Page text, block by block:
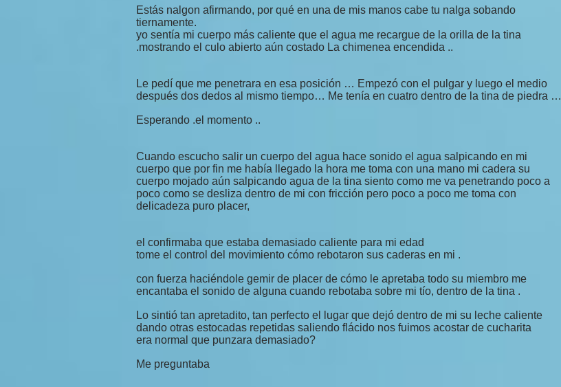
Estás nalgon afirmando, por qué en una de mis manos cabe tu nalga sobando
tiernamente.
yo sentía mi cuerpo más caliente que el agua me recargue de la orilla de la tina
.mostrando el culo abierto aún costado La chimenea encendida ..
Le pedí que me penetrara en esa posición … Empezó con el pulgar y luego el medio
después dos dedos al mismo tiempo… Me tenía en cuatro dentro de la tina de piedra …
Esperando .el momento ..
Cuando escucho salir un cuerpo del agua hace sonido el agua salpicando en mi
cuerpo que por fin me había llegado la hora me toma con una mano mi cadera su
cuerpo mojado aún salpicando agua de la tina siento como me va penetrando poco a
poco como se desliza dentro de mi con fricción pero poco a poco me toma con
delicadeza puro placer,
el confirmaba que estaba demasiado caliente para mi edad
tome el control del movimiento cómo rebotaron sus caderas en mi .
con fuerza haciéndole gemir de placer de cómo le apretaba todo su miembro me
encantaba el sonido de alguna cuando rebotaba sobre mi tío, dentro de la tina .
Lo sintió tan apretadito, tan perfecto el lugar que dejó dentro de mi su leche caliente
dando otras estocadas repetidas saliendo flácido nos fuimos acostar de cucharita
era normal que punzara demasiado?
Me preguntaba